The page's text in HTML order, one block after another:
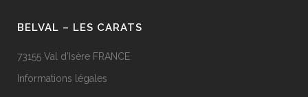
BELVAL – LES CARATS
73155 Val d’Isère FRANCE
Informations légales